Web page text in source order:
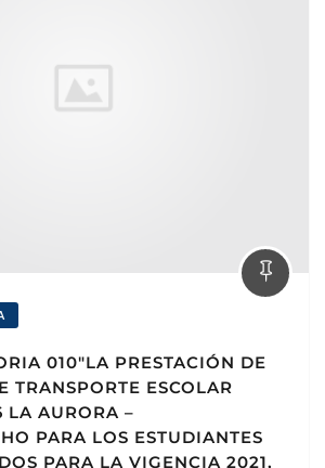
010″LA PRESTACIÓN DE
TRANSPORTE ESCOLAR
LA AURORA –
PARA LOS ESTUDIANTES
PARA LA VIGENCIA 2021,